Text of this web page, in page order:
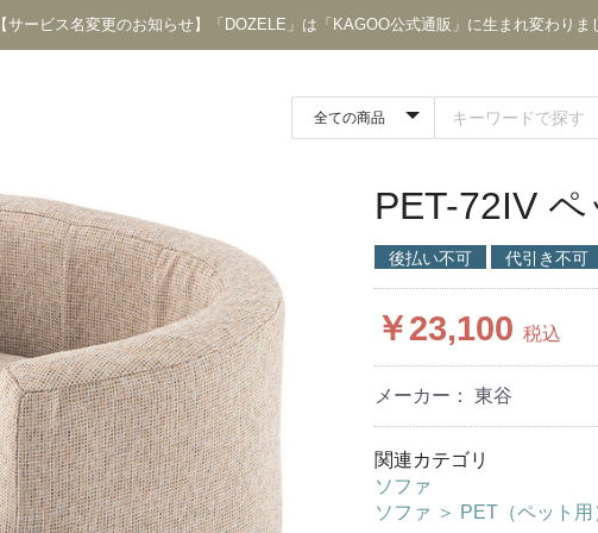
【サービス名変更のお知らせ】「DOZELE」は「KAGOO公式通販」に生まれ変わりま
PET-72IV
後払い不可 代引き不可
￥23,100 税込
メーカー： 東谷
関連カテゴリ
ソファ
ソファ ＞ PET（ペット用